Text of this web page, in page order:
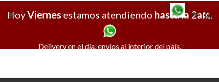
X
HoyViernesestamos atendiendo hasta la 2am.
Delivery en el día, envíos al interior del país.